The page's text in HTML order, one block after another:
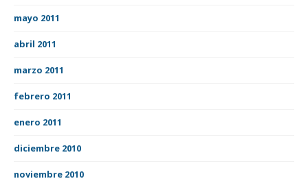
mayo 2011
abril 2011
marzo 2011
febrero 2011
enero 2011
diciembre 2010
noviembre 2010